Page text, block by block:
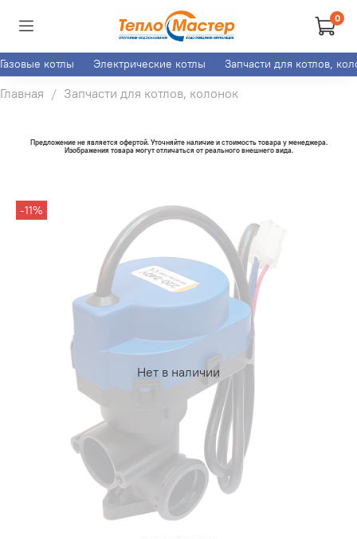
0
Газовые котлы Электрические котлы Запчасти для котлов,
Главная Запчасти для котлов, колонок
Предложение не является офертой. Уточняйте наличие и стоимость товара у менеджера.
Изображения товара могут отличаться от реального внешнего вида.
Нет в наличии
-11%